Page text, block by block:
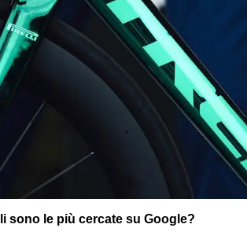
sono le più cercate su Google?